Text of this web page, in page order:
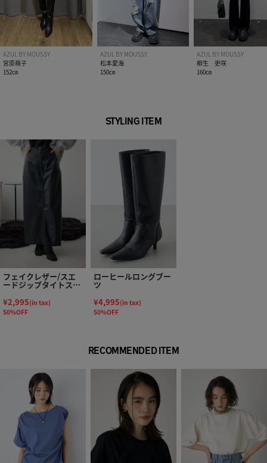
[注意事項]
※画像の商品はサンプルです。実際の商品と仕様、加工が若干
異なる場合があります。
※画像の商品は光の照射や角度、お使いのモニター環境によ
り、実物と色味が異なる場合がございます。
※着用、お取り扱いの際は、アテンションタグをご確認くださ
AZUL BY MOUSSY
宮原萌子
152㎝
AZUL BY MOUSSY
松本愛海
150㎝
AZUL BY MOUSSY
柳生 吏咲
160㎝
STYLING ITEM
フェイクレザー/スエ
ードジップタイトスカ
¥2,995(in tax)
50%OFF
ローヒールロングブー
ツ
¥4,995(in tax)
50%OFF
RECOMMENDED ITEM